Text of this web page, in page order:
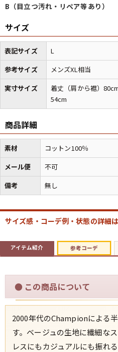
B（目立つ汚れ・リペア等あり）
サイズ
表記サイズ
L
参考サイズ
メンズXL相当
実寸サイズ
着丈（肩から裾）
54cm
商品詳細
素材
コットン100％
メール便
不可
備考
無し
サイズ感・コーデ例・状態の詳細
アイテム紹介 参考コーデ
● この商品について
2000年代のChampionによる
す。ベージュの生地に繊細な
レスにもカジュアルにも振れ